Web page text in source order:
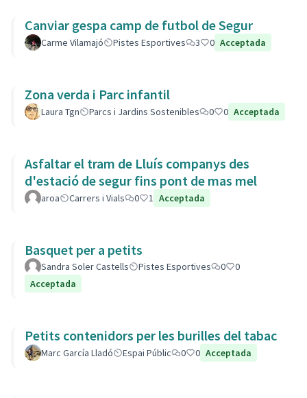
Canviar gespa camp de futbol de Segur
Carme Vilamajó Pistes Esportives 3 0 Acceptada
Zona verda i Parc infantil
Laura Tgn Parcs i Jardins Sostenibles 0 0 Acceptada
Asfaltar el tram de Lluís companys des
d'estació de segur fins pont de mas mel
aroa Carrers i Vials 0 1 Acceptada
Basquet per a petits
Sandra Soler Castells Pistes Esportives 0
0
Acceptada
Petits contenidors per les burilles del tabac
Marc García Lladó Espai Públic 0 0 Acceptada